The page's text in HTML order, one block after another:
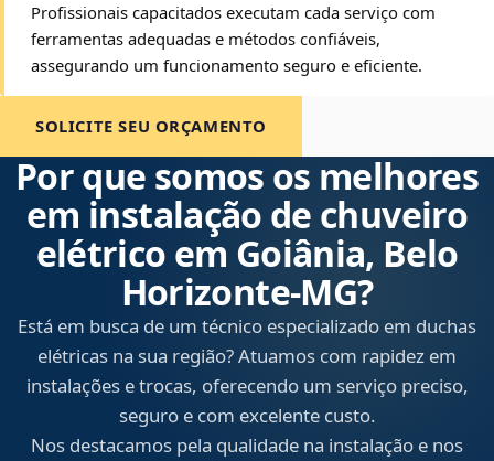
Profissionais capacitados executam cada serviço com
ferramentas adequadas e métodos confiáveis,
assegurando um funcionamento seguro e eficiente.
SOLICITE SEU ORÇAMENTO
Por que somos os melhores
em instalação de chuveiro
elétrico em Goiânia, Belo
Horizonte‑MG?
Está em busca de um técnico especializado em duchas
elétricas na sua região? Atuamos com rapidez em
instalações e trocas, oferecendo um serviço preciso,
seguro e com excelente custo.
Nos destacamos pela qualidade na instalação e nos